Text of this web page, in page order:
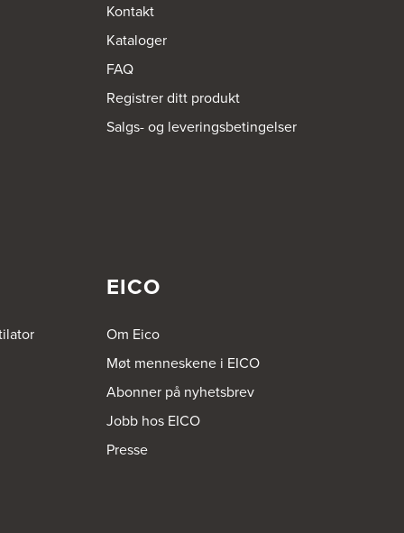
Kontakt
Kataloger
FAQ
Registrer ditt produkt
Salgs- og leveringsbetingelser
EICO
Om Eico
Møt menneskene i EICO
Abonner på nyhetsbrev
Jobb hos EICO
Presse